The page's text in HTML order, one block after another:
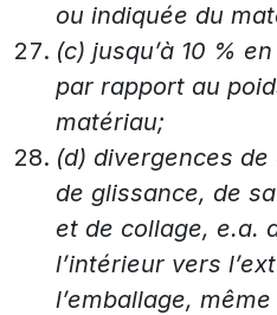
ou indiquée du
(c) jusqu’à 10 %
par rapport au
matériau;
(d) divergences
de glissance, de
et de collage, e.a.
l’intérieur vers
l’emballage,